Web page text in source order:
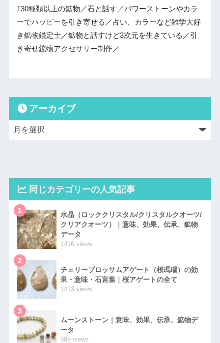
130種類以上の鉱物／石と話す／パワーストーンやカラ
ーでハッピーを引き寄せる／占い、カラーなど雑学大好
き鉱物鑑定士／鉱物と話すけど3次元を生きている／引
き寄せ鉱物アクセサリー制作／
アーカイブ
同じカテゴリーの人気記事
1
水晶（ロッククリスタル/クリスタルクオーツ/
クリアクオーツ）｜意味、効果、伝承、鉱物
データ
1416 views
2
チェリーブロッサムアゲート（桜瑪瑙）の効
果・意味・石言葉｜桜アゲートの全て
1413 views
3
ムーンストーン｜意味、効果、伝承、鉱物デ
ータ
889 views